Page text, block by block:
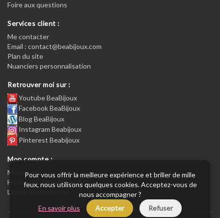
Foire aux questions
Services client :
Me contacter
Email : contact@beabijoux.com
Plan du site
Nuanciers personnalisation
Retrouver moi sur :
Youtube BeaBijoux
Facebook BeaBijoux
Blog BeaBijoux
Instagram Beabijoux
Pinterest Beabijoux
Mon compte :
Mon compte :
Historique de commandes
Lettre d’information
Pour vous offrir la meilleure expérience et briller de mille
feux, nous utilisons quelques cookies. Acceptez-vous de
nous accompagner ?
En savoir plus
Accepter Refuser